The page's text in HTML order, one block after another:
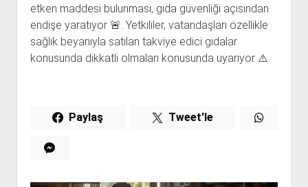
etken maddesi bulunması, gıda güvenliği açısından
endişe yaratıyor 🚨. Yetkililer, vatandaşları özellikle
sağlık beyanıyla satılan takviye edici gıdalar
konusunda dikkatli olmaları konusunda uyarıyor ⚠️.
Paylaş Tweet'le